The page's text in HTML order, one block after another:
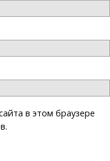
в этом браузере